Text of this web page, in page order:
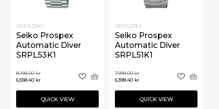
SRPL53K1
Seiko Prospex
Automatic Diver
SRPL53K1
8,198.00kr
6,558.40 kr
QUICK VIEW
SRPL51K1
Seiko Prospex
Automatic Diver
SRPL51K1
7,998.00kr
6,398.40 kr
QUICK VIEW